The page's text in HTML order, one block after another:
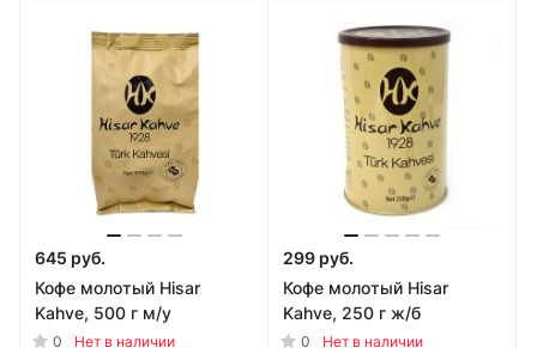
645 руб.
Кофе молотый Hisar
Kahve, 500 г м/у
0 Нет в наличии
299 руб.
Кофе молотый Hisar
Kahve, 250 г ж/б
0 Нет в наличии